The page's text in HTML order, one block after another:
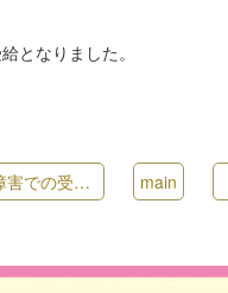
となりました。
の受給例 main